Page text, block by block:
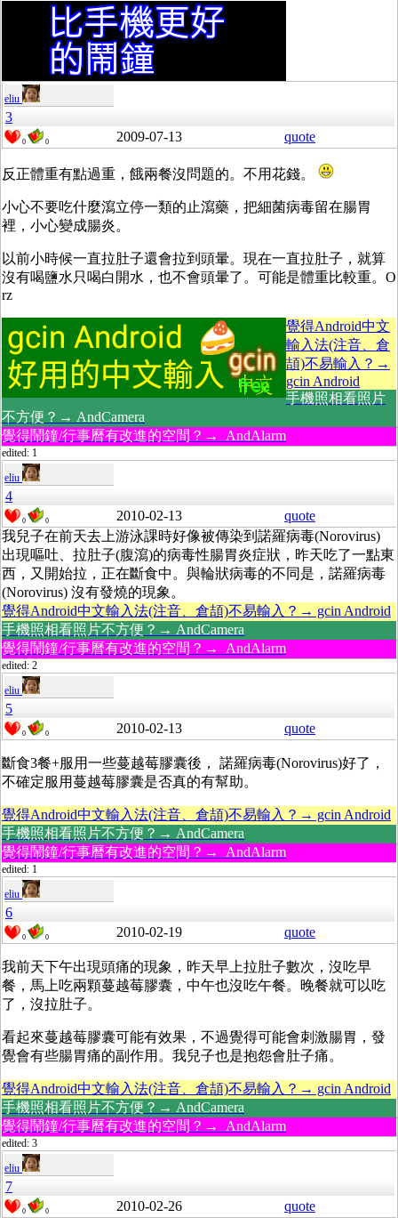
eliu
3
0 0 2009-07-13 quote
反正體重有點過重，餓兩餐沒問題的。不用花錢。
小心不要吃什麼瀉立停一類的止瀉藥，把細菌病毒留在腸胃
裡，小心變成腸炎。
以前小時候一直拉肚子還會拉到頭暈。現在一直拉肚子，就算
沒有喝鹽水只喝白開水，也不會頭暈了。可能是體重比較重。O
rz
覺得Android中文
輸入法(注音、倉
頡)不易輸入？→
gcin Android
手機照相看照片
不方便？→ AndCamera
覺得鬧鐘/行事曆有改進的空間？→ AndAlarm
edited: 1
eliu
4
0 0 2010-02-13
quote
我兒子在前天去上游泳課時好像被傳染到諾羅病毒(Norovirus)
出現嘔吐、拉肚子(腹瀉)的病毒性腸胃炎症狀，昨天吃了一點東
西，又開始拉，正在斷食中。與輪狀病毒的不同是，諾羅病毒
(Norovirus) 沒有發燒的現象。
覺得Android中文輸入法(注音、倉頡)不易輸入？→ gcin Android
手機照相看照片不方便？→ AndCamera
覺得鬧鐘/行事曆有改進的空間？→ AndAlarm
edited: 2
eliu
5
0 0 2010-02-13 quote
斷食3餐+服用一些蔓越莓膠囊後， 諾羅病毒(Norovirus)好了，
不確定服用蔓越莓膠囊是否真的有幫助。
覺得Android中文輸入法(注音、倉頡)不易輸入？→ gcin Android
手機照相看照片不方便？→ AndCamera
覺得鬧鐘/行事曆有改進的空間？→ AndAlarm
edited: 1
eliu
6
0 0 2010-02-19 quote
我前天下午出現頭痛的現象，昨天早上拉肚子數次，沒吃早
餐，馬上吃兩顆蔓越莓膠囊，中午也沒吃午餐。晚餐就可以吃
了，沒拉肚子。
看起來蔓越莓膠囊可能有效果，不過覺得可能會刺激腸胃，發
覺會有些腸胃痛的副作用。我兒子也是抱怨會肚子痛。
覺得Android中文輸入法(注音、倉頡)不易輸入？→ gcin Android
手機照相看照片不方便？→ AndCamera
覺得鬧鐘/行事曆有改進的空間？→ AndAlarm
edited: 3
eliu
7
0 0 2010-02-26 quote